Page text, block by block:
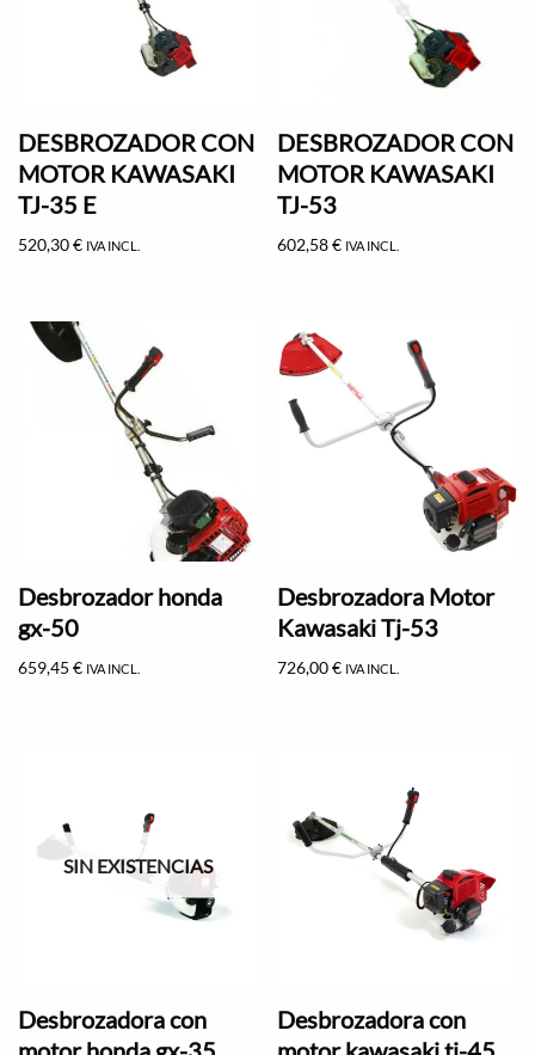
DESBROZADOR CON
MOTOR KAWASAKI
TJ-35 E
520,30€ IVA INCL.
DESBROZADOR CON
MOTOR KAWASAKI
TJ-53
602,58€ IVA INCL.
Desbrozador honda
gx-50
659,45 € IVA INCL.
Desbrozadora Motor
Kawasaki Tj-53
726,00€ IVA INCL.
SIN EXISTENCIAS
Desbrozadora con
Desbrozadora con